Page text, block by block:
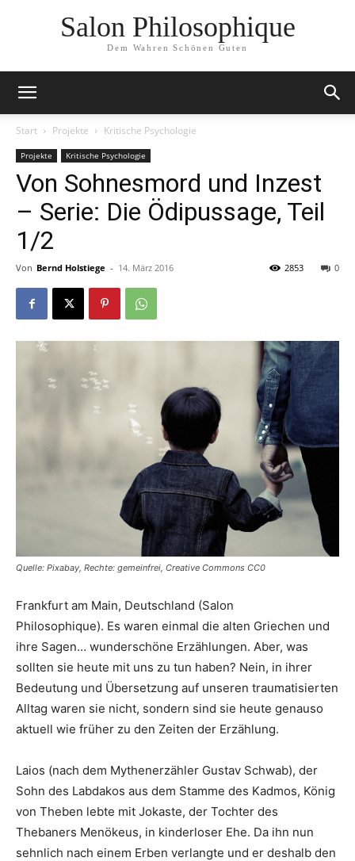
Salon Philosophique
Dem Wahren Schönen Guten
Start Projekte Kritische Psychologie
Projekte Kritische Psychologie
Von Sohnesmord und Inzest
– Serie: Die Ödipussage, Teil
1/2
Von Bernd Holstiege - 14. März 2016 0
2853
Quelle: Pixabay, Rechte: gemeinfrei, Creative Commons CC0
Frankfurt am Main, Deutschland (Salon
Philosophique). Es waren einmal die alten Griechen und
ihre Sagen… wunderschöne Erzählungen. Aber, was
sollten sie heute mit uns zu tun haben? Nein, in ihrer
Bedeutung und Übersetzung auf unseren traumatisierten
Alltag waren sie nicht, sondern sind sie heute genauso
aktuell wie früher zu den Zeiten der Erzählung.
Laios (nach dem Mythenerzähler Gustav Schwab), der
Sohn des Labdakos aus dem Stamme des Kadmos, König
von Theben lebte mit Jokaste, der Tochter des
Thebaners Menökeus, in kinderloser Ehe. Da ihn nun
sehnlich nach einem Erben verlangte und er deshalb den